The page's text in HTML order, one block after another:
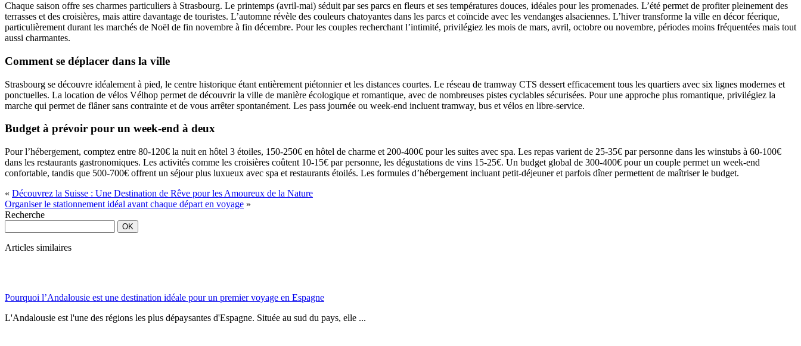
Chaque saison offre ses charmes particuliers à Strasbourg. Le printemps (avril-mai) séduit par ses parcs en fleurs et ses températures douces, idéales pour les promenades. L’été permet de profiter pleinement des
terrasses et des croisières, mais attire davantage de touristes. L’automne révèle des couleurs chatoyantes dans les parcs et coïncide avec les vendanges alsaciennes. L’hiver transforme la ville en décor féerique,
particulièrement durant les marchés de Noël de fin novembre à fin décembre. Pour les couples recherchant l’intimité, privilégiez les mois de mars, avril, octobre ou novembre, périodes moins fréquentées mais tout
aussi charmantes.
Comment se déplacer dans la ville
Strasbourg se découvre idéalement à pied, le centre historique étant entièrement piétonnier et les distances courtes. Le réseau de tramway CTS dessert efficacement tous les quartiers avec six lignes modernes et
ponctuelles. La location de vélos Vélhop permet de découvrir la ville de manière écologique et romantique, avec de nombreuses pistes cyclables sécurisées. Pour une approche plus romantique, privilégiez la
marche qui permet de flâner sans contrainte et de vous arrêter spontanément. Les pass journée ou week-end incluent tramway, bus et vélos en libre-service.
Budget à prévoir pour un week-end à deux
Pour l’hébergement, comptez entre 80-120€ la nuit en hôtel 3 étoiles, 150-250€ en hôtel de charme et 200-400€ pour les suites avec spa. Les repas varient de 25-35€ par personne dans les winstubs à 60-100€
dans les restaurants gastronomiques. Les activités comme les croisières coûtent 10-15€ par personne, les dégustations de vins 15-25€. Un budget global de 300-400€ pour un couple permet un week-end
confortable, tandis que 500-700€ offrent un séjour plus luxueux avec spa et restaurants étoilés. Les formules d’hébergement incluant petit-déjeuner et parfois dîner permettent de maîtriser le budget.
« Découvrez la Suisse : Une Destination de Rêve pour les Amoureux de la Nature
Organiser le stationnement idéal avant chaque départ en voyage »
Recherche
Articles similaires
Pourquoi l’Andalousie est une destination idéale pour un premier voyage en Espagne
L'Andalousie est l'une des régions les plus dépaysantes d'Espagne. Située au sud du pays, elle ...